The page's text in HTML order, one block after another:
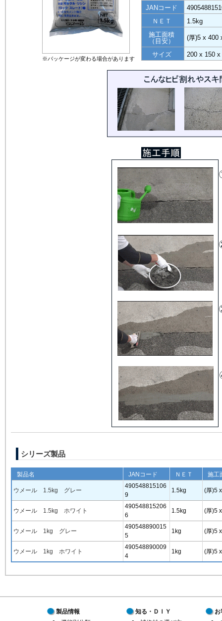
※パッケージが変わる場合があります
JANコード
ＮＥＴ
1.5kg
施工面積
（目安）
(厚)5 x 400
サイズ 200 x 150
シリーズ製品
製品名 JANコード ＮＥＴ 施工
ウメール 1.5kg グレー
490548815106
9
1.5kg (厚)5
ウメール 1.5kg ホワイト
490548815206
6
1.5kg (厚)5
ウメール 1kg グレー
490548890015
5
1kg (厚)5
ウメール 1kg ホワイト
490548890009
4
1kg (厚)5
製品情報
知る・ＤＩＹ
お